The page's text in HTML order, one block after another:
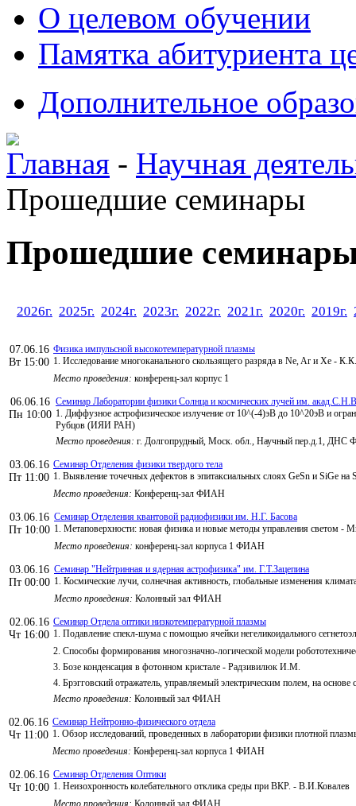
О целевом обучении
Памятка абитуриента
Дополнительное
Главная - Научная
Прошедшие семинары
Прошедшие
2026г. 2025г. 2024г. 2023г. 2022г. 2021г. 2020г. 2019г.
07.06.16
Вт 15:00
Физика импульсной высокотемпературной плазмы
1. Исследование многоканального скользящего разряда в Ne, Ar и Xe -
Место проведения: конференц-зал корпус 1
06.06.16
Пн 10:00
Семинар Лаборатории физики Солнца и космических лучей им.
1. Диффузное астрофизическое излучение от 10^(-4)эВ до 10^20эВ и
Рубцов (ИЯИ РАН)
Место проведения: г. Долгопрудный, Моск. обл., Научный пер.д.1,
03.06.16
Пт 11:00
Семинар Отделения физики твердого тела
1. Выявление точечных дефектов в эпитаксиальных слоях GeSn и SiGe
Место проведения: Конференц-зал ФИАН
03.06.16
Пт 10:00
Семинар Отделения квантовой радиофизики им. Н.Г. Басова
1. Метаповерхности: новая физика и новые методы управления
Место проведения: конференц-зал корпуса 1 ФИАН
03.06.16
Пт 00:00
Семинар "Нейтринная и ядерная астрофизика" им. Г.Т.Зацепина
1. Космические лучи, солнечная активность, глобальные изменения
Место проведения: Колонный зал ФИАН
02.06.16
Чт 16:00
Семинар Отдела оптики низкотемпературной плазмы
1. Подавление спекл-шума с помощью ячейки негеликоидального
2. Способы формирования многозначно-логической модели
3. Бозе конденсация в фотонном кристале - Радзивилюк И.М.
4. Брэгговский отражатель, управляемый электрическим полем, на
Место проведения: Колонный зал ФИАН
02.06.16
Чт 11:00
Семинар Нейтронно-физического отдела
1. Обзор исследований, проведенных в лаборатории физики плотной
Место проведения: Конференц-зал корпуса 1 ФИАН
02.06.16
Чт 10:00
Семинар Отделения Оптики
1. Неизохронность колебательного отклика среды при ВКР. - В.И.Ковалев
Место проведения: Колонный зал ФИАН